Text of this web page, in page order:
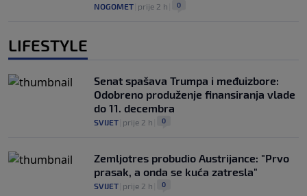
NOGOMET prije 2 h 0
LIFESTYLE
Senat spašava Trumpa i međuizbore:
Odobreno produženje finansiranja vlade
do 11. decembra
SVIJET prije 2 h 0
Zemljotres probudio Austrijance: "Prvo
prasak, a onda se kuća zatresla"
SVIJET prije 2 h 0